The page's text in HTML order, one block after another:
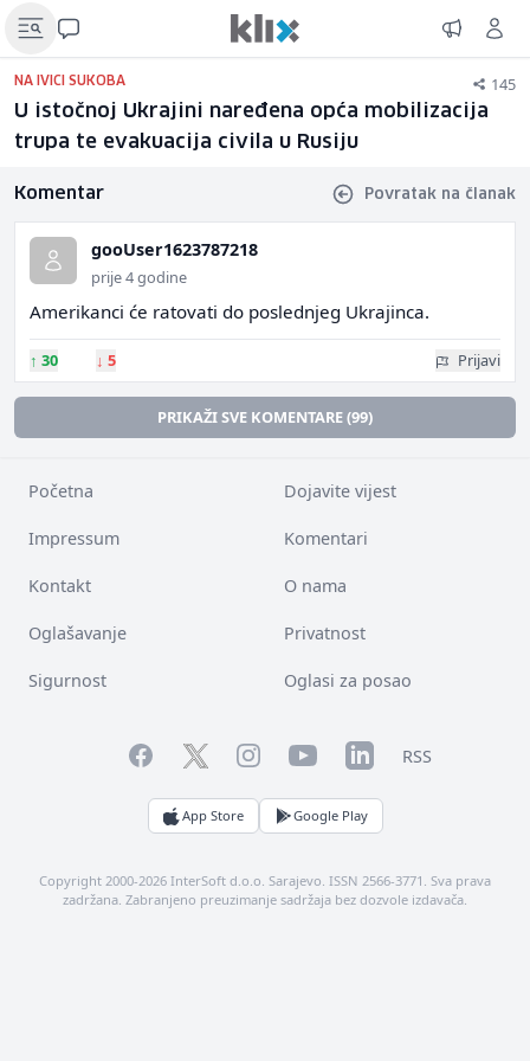
NA IVICI SUKOBA 145
U istočnoj Ukrajini naređena opća mobilizacija
trupa te evakuacija civila u Rusiju
Komentar Povratak na članak
gooUser1623787218
prije 4 godine
Amerikanci će ratovati do poslednjeg Ukrajinca.
↑ 30 ↓ 5 Prijavi
PRIKAŽI SVE KOMENTARE (99)
Početna Dojavite vijest
Impressum Komentari
Kontakt O nama
Oglašavanje Privatnost
Sigurnost Oglasi za posao
FacebookTwitterInstagramYouTubeLinkedInRSS
App Store Google Play
Copyright 2000-2026 InterSoft d.o.o. Sarajevo. ISSN 2566-3771. Sva prava
zadržana. Zabranjeno preuzimanje sadržaja bez dozvole izdavača.